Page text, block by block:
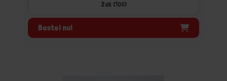
Zak (100)
Bestel nu!